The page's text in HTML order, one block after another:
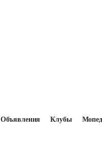
Объявления Клубы